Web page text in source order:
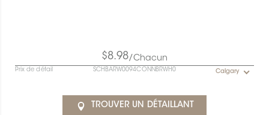
$8.98/Chacun
Prix de détail SCHBARW0094CONNBRWH0 Calgary
TROUVER UN DÉTAILLANT